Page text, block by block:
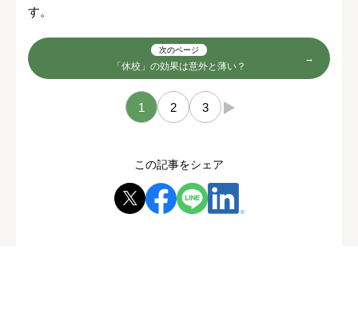
す。
次のページ
「休校」の効果は意外と薄い？
1 2 3 →
この記事をシェア